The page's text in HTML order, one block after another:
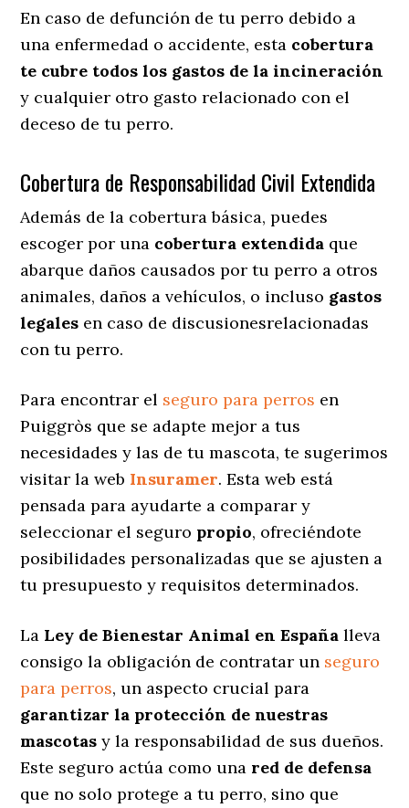
En caso de defunción de tu perro debido a
una enfermedad o accidente, esta cobertura
te cubre todos los gastos de la incineración
y cualquier otro gasto relacionado con el
deceso de tu perro.
Cobertura de Responsabilidad Civil Extendida
Además de la cobertura básica, puedes
escoger por una cobertura extendida que
abarque daños causados por tu perro a otros
animales, daños a vehículos, o incluso gastos
legales en caso de discusionesrelacionadas
con tu perro.
Para encontrar el seguro para perros en
Puiggròs que se adapte mejor a tus
necesidades y las de tu mascota, te sugerimos
visitar la web Insuramer. Esta web está
pensada para ayudarte a comparar y
seleccionar el seguro propio, ofreciéndote
posibilidades personalizadas que se ajusten a
tu presupuesto y requisitos determinados.
La Ley de Bienestar Animal en España lleva
consigo la obligación de contratar un seguro
para perros, un aspecto crucial para
garantizar la protección de nuestras
mascotas y la responsabilidad de sus dueños.
Este seguro actúa como una red de defensa
que no solo protege a tu perro, sino que